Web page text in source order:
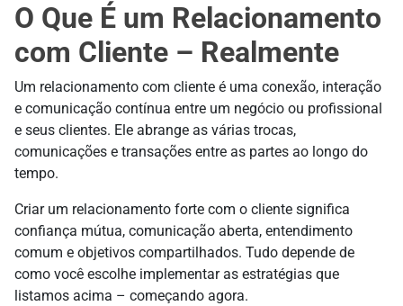
O Que É um Relacionamento
com Cliente – Realmente
Um relacionamento com cliente é uma conexão, interação
e comunicação contínua entre um negócio ou profissional
e seus clientes. Ele abrange as várias trocas,
comunicações e transações entre as partes ao longo do
tempo.
Criar um relacionamento forte com o cliente significa
confiança mútua, comunicação aberta, entendimento
comum e objetivos compartilhados. Tudo depende de
como você escolhe implementar as estratégias que
listamos acima – começando agora.